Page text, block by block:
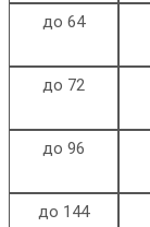
до 64
до 72
до 96
до 144